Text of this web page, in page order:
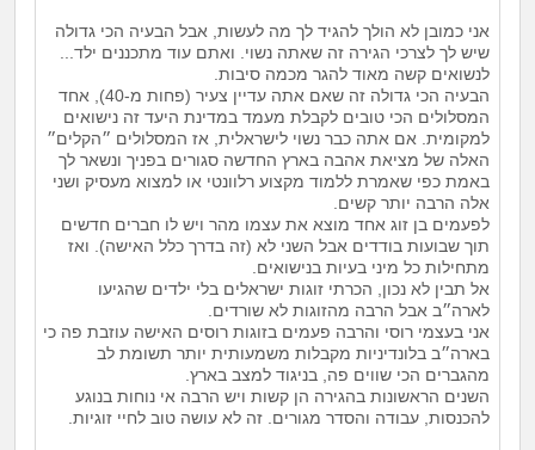
עבודה וקריירה
חברים ואנשים
בית, שכנים ושותפים
מה שעובר עליי
שומרים על הגוף
פיננסי וכלכלה
בין הסדינים
אני כמובן לא הולך להגיד לך מה לעשות, אבל הבעיה הכי גדולה
שיש לך לצרכי הגירה זה שאתה נשוי. ואתם עוד מתכננים ילד...
לנשואים קשה מאוד להגר מכמה סיבות.
הבעיה הכי גדולה זה שאם אתה עדיין צעיר (פחות מ-40), אחד
המסלולים הכי טובים לקבלת מעמד במדינת היעד זה נישואים
למקומית. אם אתה כבר נשוי לישראלית, אז המסלולים ״הקלים״
האלה של מציאת אהבה בארץ החדשה סגורים בפניך ונשאר לך
באמת כפי שאמרת ללמוד מקצוע רלוונטי או למצוא מעסיק ושני
אלה הרבה יותר קשים.
לפעמים בן זוג אחד מוצא את עצמו מהר ויש לו חברים חדשים
תוך שבועות בודדים אבל השני לא (זה בדרך כלל האישה). ואז
מתחילות כל מיני בעיות בנישואים.
אל תבין לא נכון, הכרתי זוגות ישראלים בלי ילדים שהגיעו
לארה״ב אבל הרבה מהזוגות לא שורדים.
אני בעצמי רוסי והרבה פעמים בזוגות רוסים האישה עוזבת פה כי
בארה״ב בלונדיניות מקבלות משמעותית יותר תשומת לב
מהגברים הכי שווים פה, בניגוד למצב בארץ.
השנים הראשונות בהגירה הן קשות ויש הרבה אי נוחות בנוגע
להכנסות, עבודה והסדר מגורים. זה לא עושה טוב לחיי זוגיות.